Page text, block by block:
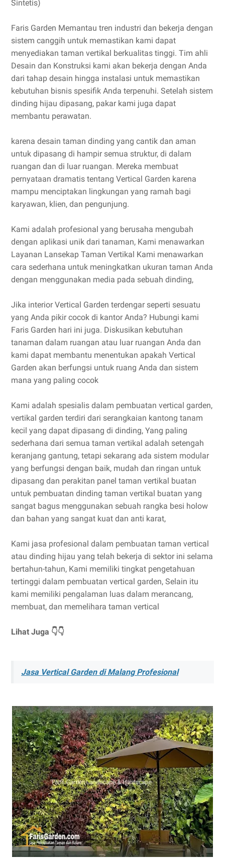
Sintetis)
Faris Garden Memantau tren industri dan bekerja dengan
sistem canggih untuk memastikan kami dapat
menyediakan taman vertikal berkualitas tinggi. Tim ahli
Desain dan Konstruksi kami akan bekerja dengan Anda
dari tahap desain hingga instalasi untuk memastikan
kebutuhan bisnis spesifik Anda terpenuhi. Setelah sistem
dinding hijau dipasang, pakar kami juga dapat
membantu perawatan.
karena desain taman dinding yang cantik dan aman
untuk dipasang di hampir semua struktur, di dalam
ruangan dan di luar ruangan. Mereka membuat
pernyataan dramatis tentang Vertical Garden karena
mampu menciptakan lingkungan yang ramah bagi
karyawan, klien, dan pengunjung.
Kami adalah profesional yang berusaha mengubah
dengan aplikasi unik dari tanaman, Kami menawarkan
Layanan Lansekap Taman Vertikal Kami menawarkan
cara sederhana untuk meningkatkan ukuran taman Anda
dengan menggunakan media pada sebuah dinding,
Jika interior Vertical Garden terdengar seperti sesuatu
yang Anda pikir cocok di kantor Anda? Hubungi kami
Faris Garden hari ini juga. Diskusikan kebutuhan
tanaman dalam ruangan atau luar ruangan Anda dan
kami dapat membantu menentukan apakah Vertical
Garden akan berfungsi untuk ruang Anda dan sistem
mana yang paling cocok
Kami adalah spesialis dalam pembuatan vertical garden,
vertikal garden terdiri dari serangkaian kantong tanam
kecil yang dapat dipasang di dinding, Yang paling
sederhana dari semua taman vertikal adalah setengah
keranjang gantung, tetapi sekarang ada sistem modular
yang berfungsi dengan baik, mudah dan ringan untuk
dipasang dan perakitan panel taman vertikal buatan
untuk pembuatan dinding taman vertikal buatan yang
sangat bagus menggunakan sebuah rangka besi holow
dan bahan yang sangat kuat dan anti karat,
Kami jasa profesional dalam pembuatan taman vertical
atau dinding hijau yang telah bekerja di sektor ini selama
bertahun-tahun, Kami memiliki tingkat pengetahuan
tertinggi dalam pembuatan vertical garden, Selain itu
kami memiliki pengalaman luas dalam merancang,
membuat, dan memelihara taman vertical
Lihat Juga 👇👇
Jasa Vertical Garden di Malang Profesional